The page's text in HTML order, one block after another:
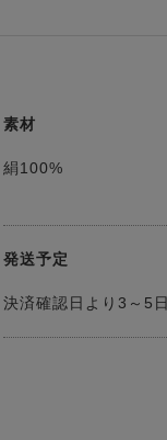
素材
絹100%
発送予定
決済確認日より3～5日